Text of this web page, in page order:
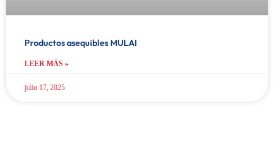
Productos asequibles MULAI
LEER MÁS »
julio 17, 2025